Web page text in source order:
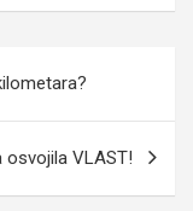
osvojila VLAST!